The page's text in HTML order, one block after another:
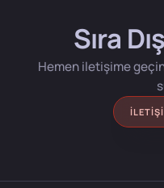
Sıra
Hemen iletişime